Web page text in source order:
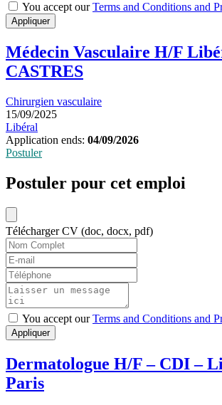
You accept ourTerms and Conditions and
Appliquer
Médecin Vasculaire H/F
CASTRES
Chirurgien vasculaire
15/09/2025
Libéral
Application ends: 04/09/2026
Postuler
Postuler pour cet emploi
Télécharger CV (doc, docx, pdf)
You accept ourTerms and Conditions and
Appliquer
Dermatologue H/F – CDI –
Paris